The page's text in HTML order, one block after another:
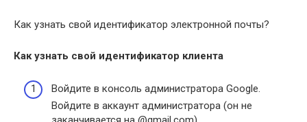
Как узнать свой идентификатор электронной почты?
Как узнать свой идентификатор клиента
Войдите в консоль администратора Google.
Войдите в аккаунт администратора (он не